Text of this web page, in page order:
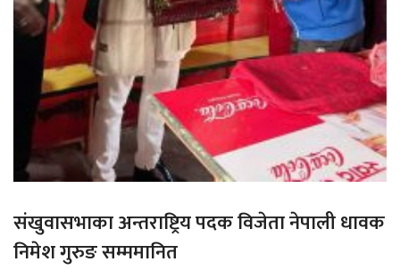
संखुवासभाका अन्तराष्ट्रिय पदक विजेता नेपाली धावक
निमेश गुरुङ सम्ममानित